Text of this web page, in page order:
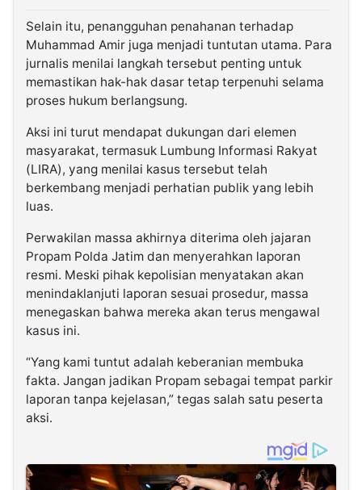
Selain itu, penangguhan penahanan terhadap
Muhammad Amir juga menjadi tuntutan utama. Para
jurnalis menilai langkah tersebut penting untuk
memastikan hak-hak dasar tetap terpenuhi selama
proses hukum berlangsung.
Aksi ini turut mendapat dukungan dari elemen
masyarakat, termasuk Lumbung Informasi Rakyat
(LIRA), yang menilai kasus tersebut telah
berkembang menjadi perhatian publik yang lebih
luas.
Perwakilan massa akhirnya diterima oleh jajaran
Propam Polda Jatim dan menyerahkan laporan
resmi. Meski pihak kepolisian menyatakan akan
menindaklanjuti laporan sesuai prosedur, massa
menegaskan bahwa mereka akan terus mengawal
kasus ini.
“Yang kami tuntut adalah keberanian membuka
fakta. Jangan jadikan Propam sebagai tempat parkir
laporan tanpa kejelasan,” tegas salah satu peserta
aksi.